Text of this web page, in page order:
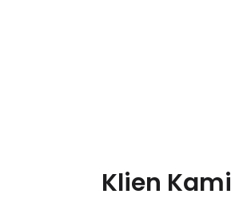
Klien Kami